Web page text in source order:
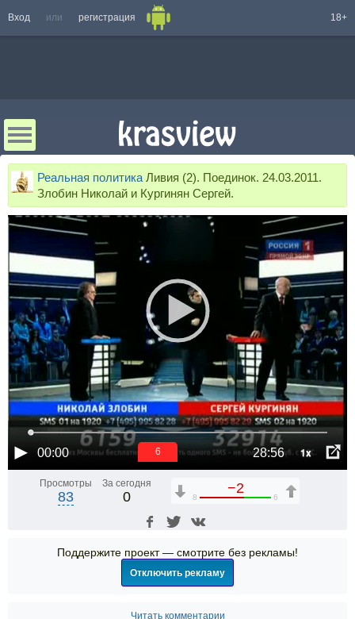
Вход или регистрация 18+
Реальная политика Ливия (2). Поединок. 24.03.2011.
Злобин Николай и Кургинян Сергей.
00:00 28:56 1x
6
Просмотры
83
За сегодня
0
−2
8 6
Поддержите проект — смотрите без рекламы!
Отключить рекламу
Читать комментарии